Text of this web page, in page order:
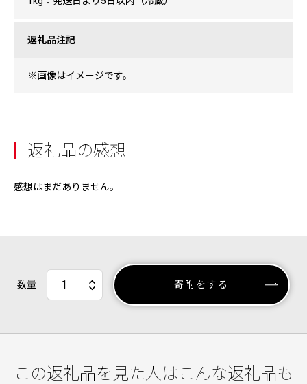
返礼品注記
※画像はイメージです。
返礼品の感想
感想はまだありません。
数量 寄附をする
この返礼品を見た人はこんな返礼品も